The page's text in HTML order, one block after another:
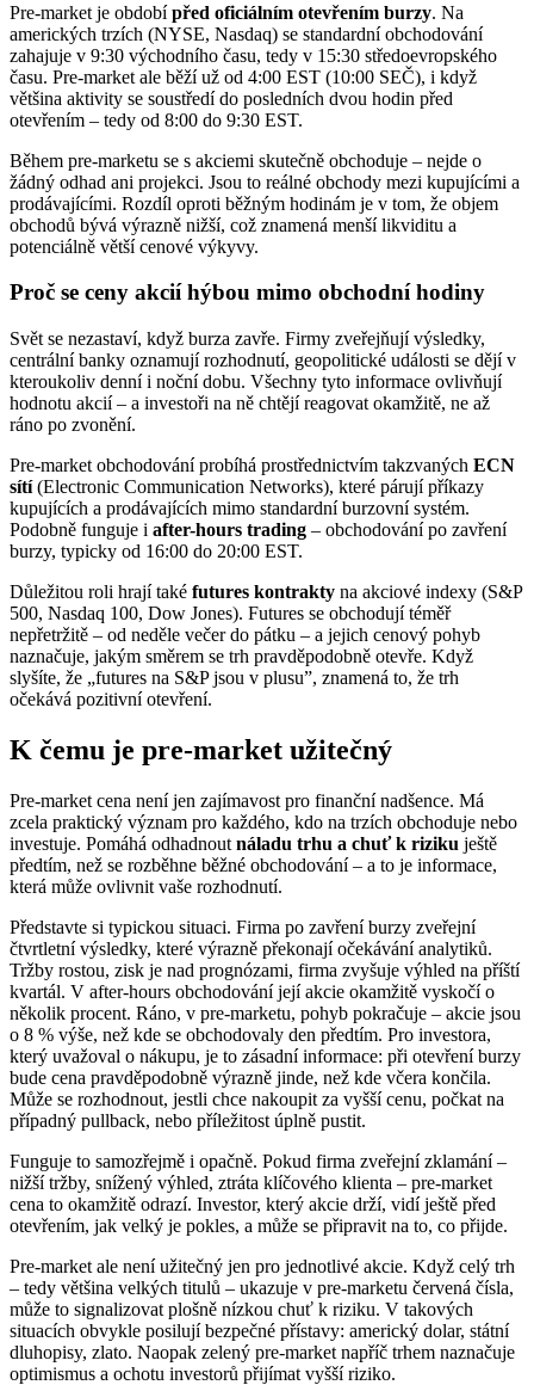
Pre-market je obdobípřed oficiálním otevřením burzy. Na
amerických trzích (NYSE, Nasdaq) se standardní obchodování
zahajuje v 9:30 východního času, tedy v 15:30 středoevropského
času. Pre-market ale běží už od 4:00 EST (10:00 SEČ), i když
většina aktivity se soustředí do posledních dvou hodin před
otevřením – tedy od 8:00 do 9:30 EST.
Během pre-marketu se s akciemi skutečně obchoduje – nejde o
žádný odhad ani projekci. Jsou to reálné obchody mezi kupujícími a
prodávajícími. Rozdíl oproti běžným hodinám je v tom, že objem
obchodů bývá výrazně nižší, což znamená menší likviditu a
potenciálně větší cenové výkyvy.
Proč se ceny akcií hýbou mimo obchodní hodiny
Svět se nezastaví, když burza zavře. Firmy zveřejňují výsledky,
centrální banky oznamují rozhodnutí, geopolitické události se dějí v
kteroukoliv denní i noční dobu. Všechny tyto informace ovlivňují
hodnotu akcií – a investoři na ně chtějí reagovat okamžitě, ne až
ráno po zvonění.
Pre-market obchodování probíhá prostřednictvím takzvaných ECN
sítí(Electronic Communication Networks), které párují příkazy
kupujících a prodávajících mimo standardní burzovní systém.
Podobně funguje i after-hours trading – obchodování po zavření
burzy, typicky od 16:00 do 20:00 EST.
Důležitou roli hrají také futures kontrakty na akciové indexy (S&P
500, Nasdaq 100, Dow Jones). Futures se obchodují téměř
nepřetržitě – od neděle večer do pátku – a jejich cenový pohyb
naznačuje, jakým směrem se trh pravděpodobně otevře. Když
slyšíte, že „futures na S&P jsou v plusu”, znamená to, že trh
očekává pozitivní otevření.
K čemu je pre-market užitečný
Pre-market cena není jen zajímavost pro finanční nadšence. Má
zcela praktický význam pro každého, kdo na trzích obchoduje nebo
investuje. Pomáhá odhadnout náladu trhu a chuť k riziku ještě
předtím, než se rozběhne běžné obchodování – a to je informace,
která může ovlivnit vaše rozhodnutí.
Představte si typickou situaci. Firma po zavření burzy zveřejní
čtvrtletní výsledky, které výrazně překonají očekávání analytiků.
Tržby rostou, zisk je nad prognózami, firma zvyšuje výhled na příští
kvartál. V after-hours obchodování její akcie okamžitě vyskočí o
několik procent. Ráno, v pre-marketu, pohyb pokračuje – akcie jsou
o 8 % výše, než kde se obchodovaly den předtím. Pro investora,
který uvažoval o nákupu, je to zásadní informace: při otevření burzy
bude cena pravděpodobně výrazně jinde, než kde včera končila.
Může se rozhodnout, jestli chce nakoupit za vyšší cenu, počkat na
případný pullback, nebo příležitost úplně pustit.
Funguje to samozřejmě i opačně. Pokud firma zveřejní zklamání –
nižší tržby, snížený výhled, ztráta klíčového klienta – pre-market
cena to okamžitě odrazí. Investor, který akcie drží, vidí ještě před
otevřením, jak velký je pokles, a může se připravit na to, co přijde.
Pre-market ale není užitečný jen pro jednotlivé akcie. Když celý trh
– tedy většina velkých titulů – ukazuje v pre-marketu červená čísla,
může to signalizovat plošně nízkou chuť k riziku. V takových
situacích obvykle posilují bezpečné přístavy: americký dolar, státní
dluhopisy, zlato. Naopak zelený pre-market napříč trhem naznačuje
optimismus a ochotu investorů přijímat vyšší riziko.